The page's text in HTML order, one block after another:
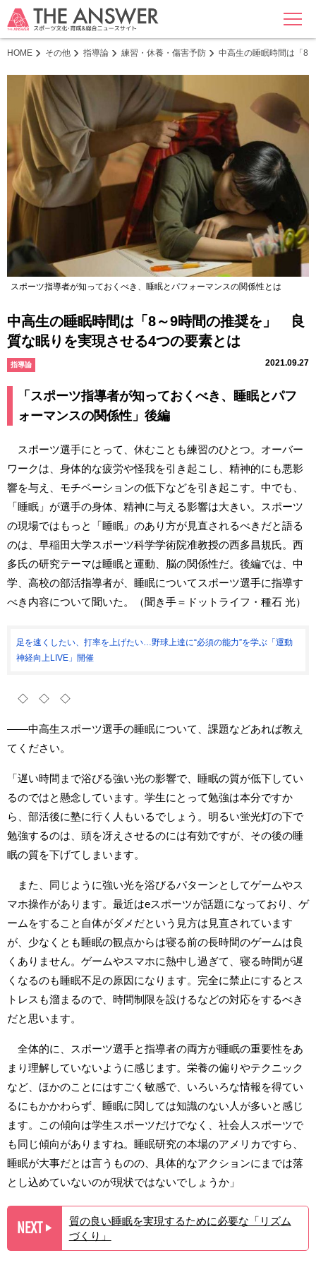
MENU
HOME その他 指導論 練習・休養・傷害予防 中高生の睡眠時間は「8
スポーツ指導者が知っておくべき、睡眠とパフォーマンスの関係性とは
中高生の睡眠時間は「8～9時間の推奨を」 良
質な眠りを実現させる4つの要素とは
指導論 2021.09.27
「スポーツ指導者が知っておくべき、睡眠とパフ
ォーマンスの関係性」後編
スポーツ選手にとって、休むことも練習のひとつ。オーバー
ワークは、身体的な疲労や怪我を引き起こし、精神的にも悪影
響を与え、モチベーションの低下などを引き起こす。中でも、
「睡眠」が選手の身体、精神に与える影響は大きい。スポーツ
の現場ではもっと「睡眠」のあり方が見直されるべきだと語る
のは、早稲田大学スポーツ科学学術院准教授の西多昌規氏。西
多氏の研究テーマは睡眠と運動、脳の関係性だ。後編では、中
学、高校の部活指導者が、睡眠についてスポーツ選手に指導す
べき内容について聞いた。（聞き手＝ドットライフ・種石 光）
足を速くしたい、打率を上げたい…野球上達に“必須の能力”を学ぶ「運動
神経向上LIVE」開催
◇ ◇ ◇
――中高生スポーツ選手の睡眠について、課題などあれば教え
てください。
「遅い時間まで浴びる強い光の影響で、睡眠の質が低下してい
るのではと懸念しています。学生にとって勉強は本分ですか
ら、部活後に塾に行く人もいるでしょう。明るい蛍光灯の下で
勉強するのは、頭を冴えさせるのには有効ですが、その後の睡
眠の質を下げてしまいます。
また、同じように強い光を浴びるパターンとしてゲームやス
マホ操作があります。最近はeスポーツが話題になっており、ゲ
ームをすること自体がダメだという見方は見直されています
が、少なくとも睡眠の観点からは寝る前の長時間のゲームは良
くありません。ゲームやスマホに熱中し過ぎて、寝る時間が遅
くなるのも睡眠不足の原因になります。完全に禁止にするとス
トレスも溜まるので、時間制限を設けるなどの対応をするべき
だと思います。
全体的に、スポーツ選手と指導者の両方が睡眠の重要性をあ
まり理解していないように感じます。栄養の偏りやテクニック
など、ほかのことにはすごく敏感で、いろいろな情報を得てい
るにもかかわらず、睡眠に関しては知識のない人が多いと感じ
ます。この傾向は学生スポーツだけでなく、社会人スポーツで
も同じ傾向がありますね。睡眠研究の本場のアメリカですら、
睡眠が大事だとは言うものの、具体的なアクションにまでは落
とし込めていないのが現状ではないでしょうか」
NEXT ▶︎
質の良い睡眠を実現するために必要な「リズム
づくり」